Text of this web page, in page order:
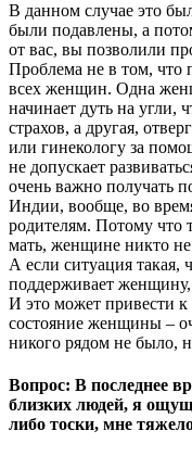
В данном случае это
были подавлены, а
от вас, вы позволили
Проблема не в том, что
всех женщин. Одна
начинает дуть на угли,
страхов, а другая,
или гинекологу за
не допускает
очень важно получать
Индии, вообще, во
родителям. Потому что
мать, женщине никто не
А если ситуация такая,
поддерживает женщину,
И это может привести
состояние женщины –
никого рядом не было,
Вопрос: В последнее
близких людей, я
либо тоски, мне